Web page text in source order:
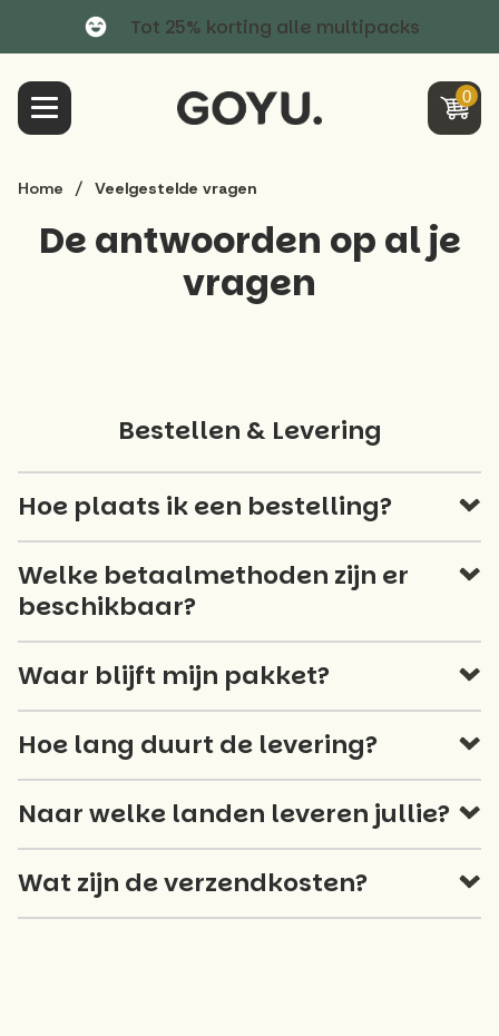
naar
content
Tot 25% korting alle multipacks
0
Home / Veelgestelde vragen
De antwoorden op al je
vragen
Bestellen & Levering
Hoe plaats ik een bestelling?
Welke betaalmethoden zijn er
beschikbaar?
Waar blijft mijn pakket?
Hoe lang duurt de levering?
Naar welke landen leveren jullie?
Wat zijn de verzendkosten?